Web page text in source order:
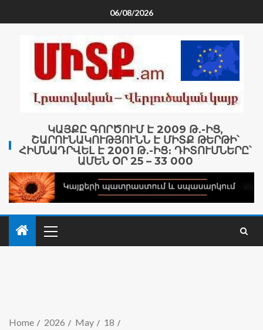
06/08/2026
ԿԱՅՔԸ ԳՈՐԾՈՒՄ Է 2009 Թ․-ԻՑ,
ՇԱՐՈՒՆԱԿՈՒԹՅՈՒՆՆ Է ՄԻՏՔ ԹԵՐԹԻ՝
ՀԻՄՆԱԴՐՎԵԼ Է 2001 Թ․-ԻՑ։ ԴԻՏՈՒՄՆԵՐԸ՝
ԱՄԵՆ ՕՐ 25 – 33 000
Home 2026 May
18